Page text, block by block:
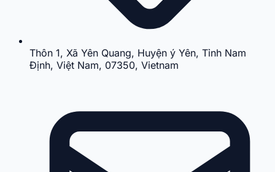
Thôn 1, Xã Yên Quang, Huyện ý Yên, Tỉnh Nam
Định, Việt Nam, 07350, Vietnam